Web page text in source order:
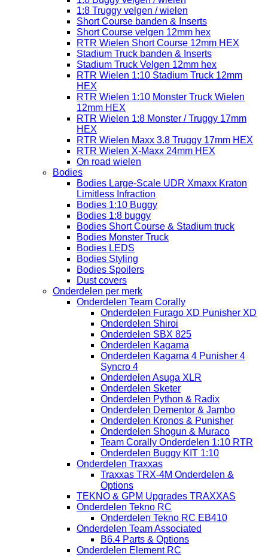
1:8 Truggy velgen / wielen
Short Course banden & Inserts
Short Course velgen 12mm hex
RTR Wielen Short Course 12mm HEX
Stadium Truck banden & Inserts
Stadium Truck Velgen 12mm hex
RTR Wielen 1:10 Stadium Truck 12mm
HEX
RTR Wielen 1:10 Monster Truck Wielen
12mm HEX
RTR Wielen 1:8 Monster / Truggy 17mm
HEX
RTR Wielen Maxx 3.8 Truggy 17mm HEX
RTR Wielen X-Maxx 24mm HEX
On road wielen
Bodies
Bodies Large-Scale UDR Xmaxx Kraton
Limitless Infraction
Bodies 1:10 Buggy
Bodies 1:8 buggy
Bodies Short Course & Stadium truck
Bodies Monster Truck
Bodies LEDS
Bodies Styling
Bodies Spoilers
Dust covers
Onderdelen per merk
Onderdelen Team Corally
Onderdelen Furago XD Punisher XD
Onderdelen Shiroi
Onderdelen SBX 825
Onderdelen Kagama
Onderdelen Kagama 4 Punisher 4
Syncro 4
Onderdelen Asuga XLR
Onderdelen Sketer
Onderdelen Python & Radix
Onderdelen Dementor & Jambo
Onderdelen Kronos & Punisher
Onderdelen Shogun & Muraco
Team Corally Onderdelen 1:10 RTR
Onderdelen Buggy KIT 1:10
Onderdelen Traxxas
Traxxas TRX-4M Onderdelen &
Options
TEKNO & GPM Upgrades TRAXXAS
Onderdelen Tekno RC
Onderdelen Tekno RC EB410
Onderdelen Team Associated
B6.4 Parts & Options
Onderdelen Element RC